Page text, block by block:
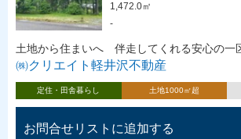
1,472.0㎡
-
土地から住まいへ 伴走してくれる安心の一
㈱クリエイト軽井沢不動産
定住・田舎暮らし 土地1000㎡超
お問合せリストに追加する